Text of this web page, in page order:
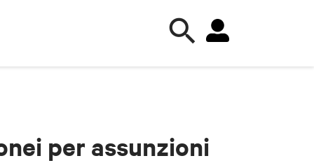
per assunzioni